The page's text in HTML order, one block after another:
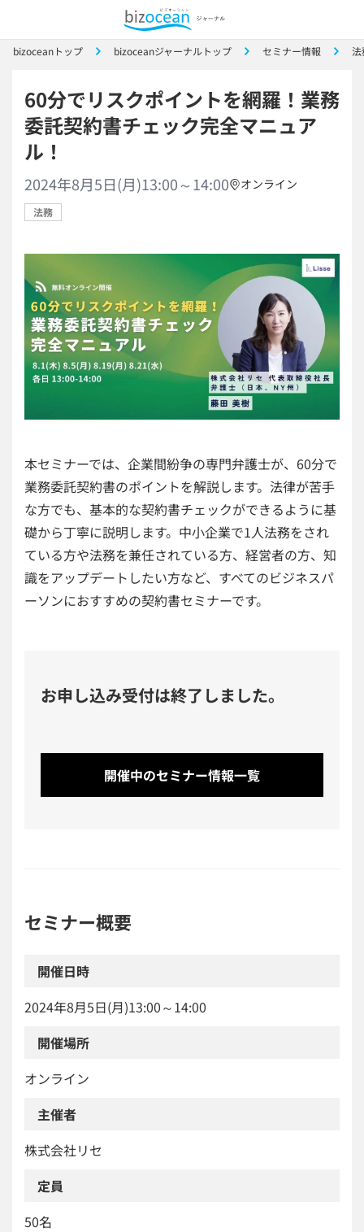
bizoceanトップ bizoceanジャーナルトップ セミナー情報 法
60分でリスクポイントを網羅！業務
委託契約書チェック完全マニュア
ル！
2024年8月5日(月)13:00～14:00 オンライン
法務
本セミナーでは、企業間紛争の専門弁護士が、60分で
業務委託契約書のポイントを解説します。法律が苦手
な方でも、基本的な契約書チェックができるように基
礎から丁寧に説明します。中小企業で1人法務をされ
ている方や法務を兼任されている方、経営者の方、知
識をアップデートしたい方など、すべてのビジネスパ
ーソンにおすすめの契約書セミナーです。
お申し込み受付は終了しました。
開催中のセミナー情報一覧
セミナー概要
開催日時
2024年8月5日(月)13:00～14:00
開催場所
オンライン
主催者
株式会社リセ
定員
50名